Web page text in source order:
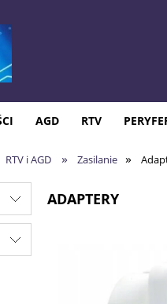
AGD RTV
RTV i AGD » Zasilanie »
ADAPTERY